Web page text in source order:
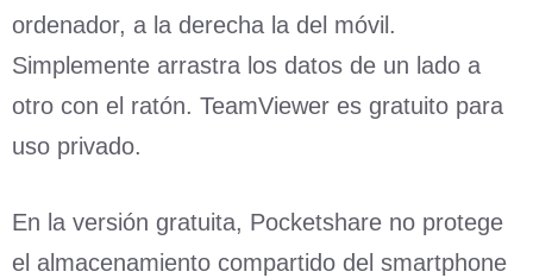
ordenador, a la derecha la del móvil.
Simplemente arrastra los datos de un lado a
otro con el ratón. TeamViewer es gratuito para
uso privado.
En la versión gratuita, Pocketshare no protege
el almacenamiento compartido del smartphone